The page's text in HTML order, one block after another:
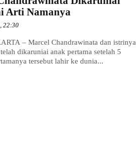
Arti Namanya
22:30
– Marcel Chandrawinata dan istrinya
dikaruniai anak pertama setelah 5
tersebut lahir ke dunia...